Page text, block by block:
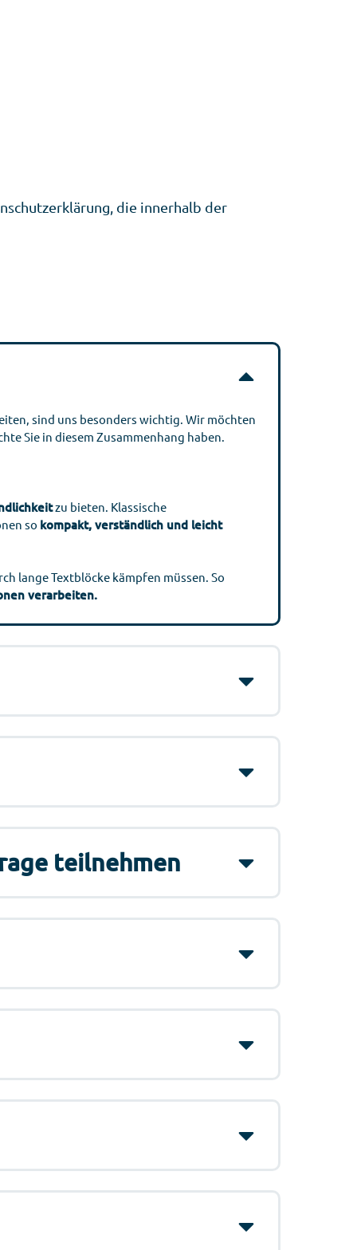
die innerhalb der
sind uns besonders wichtig. Wir möchten
Sie in diesem Zusammenhang haben.
zu bieten. Klassische
so kompakt, verständlich und leicht
lange Textblöcke kämpfen müssen. So
verarbeiten.
teilnehmen